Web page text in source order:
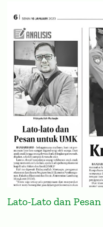
Lato-Lato dan